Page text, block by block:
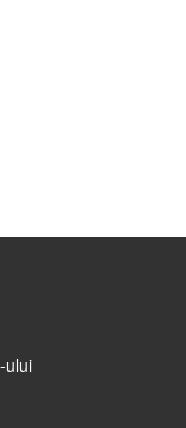
ului